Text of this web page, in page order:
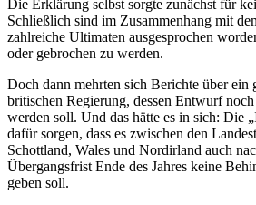
Die Erklärung selbst sorgte zunächst für
Schließlich sind im Zusammenhang mit
zahlreiche Ultimaten ausgesprochen
oder gebrochen zu werden.
Doch dann mehrten sich Berichte über ein
britischen Regierung, dessen Entwurf
werden soll. Und das hätte es in sich: Die
dafür sorgen, dass es zwischen den
Schottland, Wales und Nordirland auch
Übergangsfrist Ende des Jahres keine
geben soll.